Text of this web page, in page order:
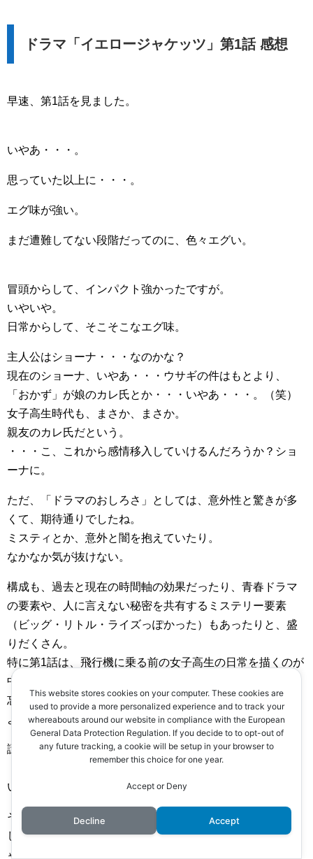
ドラマ「イエロージャケッツ」第1話 感想
早速、第1話を見ました。
いやあ・・・。
思っていた以上に・・・。
エグ味が強い。
まだ遭難してない段階だってのに、色々エグい。
冒頭からして、インパクト強かったですが。
いやいや。
日常からして、そこそこなエグ味。
主人公はショーナ・・・なのかな？
現在のショーナ、いやあ・・・ウサギの件はもとより、
「おかず」が娘のカレ氏とか・・・いやあ・・・。（笑）
女子高生時代も、まさか、まさか。
親友のカレ氏だという。
・・・こ、これから感情移入していけるんだろうか？ショ
ーナに。
ただ、「ドラマのおしろさ」としては、意外性と驚きが多
くて、期待通りでしたね。
ミスティとか、意外と闇を抱えていたり。
なかなか気が抜けない。
構成も、過去と現在の時間軸の効果だったり、青春ドラマ
の要素や、人に言えない秘密を共有するミステリー要素
（ビッグ・リトル・ライズっぽかった）もあったりと、盛
りだくさん。
特に第1話は、飛行機に乗る前の女子高生の日常を描くのが
中心で、青春ドラマでも見ている気分・・・なところで、
忘れた頃にエグい出来事があったりと、緩急とメリハリが
よかったと思います。
謎が多いところも、続きが気になって面白かったです。
いきなり不穏でミステリアス。
そして、最後は・・・うう・・・。
しかし、また、なんだって、あんな儀式的な感じになっち
ゃったんでしょうねぇ。
This website stores cookies on your computer. These cookies are
used to provide a more personalized experience and to track your
whereabouts around our website in compliance with the European
General Data Protection Regulation. If you decide to to opt-out of
any future tracking, a cookie will be setup in your browser to
remember this choice for one year.
Accept or Deny
Decline Accept